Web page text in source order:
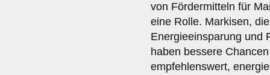
von Fördermitteln für
eine Rolle. Markisen,
Energieeinsparung und
haben bessere
empfehlenswert,